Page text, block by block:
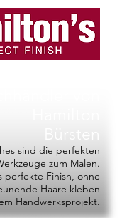
sind die perfekten
zum Malen.
perfekte Finish, ohne
Haare kleben
Handwerksprojekt.